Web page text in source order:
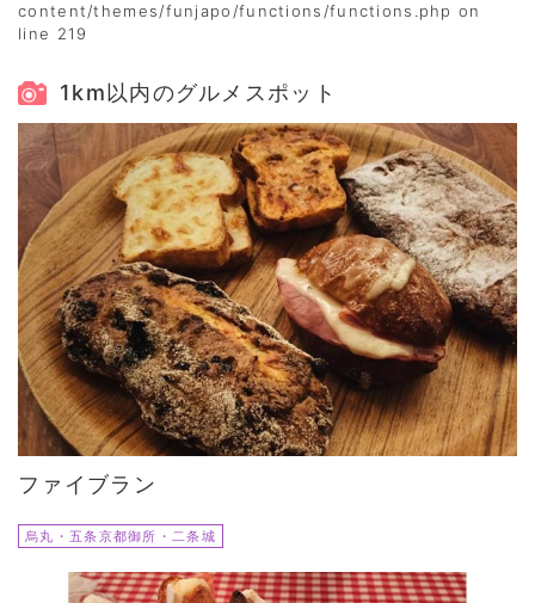
content/themes/funjapo/functions/functions.php on
line 219
1km以内のグルメスポット
ファイブラン
烏丸・五条京都御所・二条城